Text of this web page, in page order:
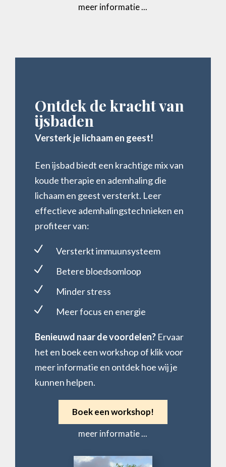
meer informatie ...
Ontdek de kracht van
ijsbaden
Versterk je lichaam en geest!
Een ijsbad biedt een krachtige mix van
koude therapie en ademhaling die
lichaam en geest versterkt. Leer
effectieve ademhalingstechnieken en
profiteer van:
N Versterkt immuunsysteem
N Betere bloedsomloop
N Minder stress
N Meer focus en energie
Benieuwd naar de voordelen?Ervaar
het en boek een workshop of klik voor
meer informatie en ontdek hoe wij je
kunnen helpen.
Boek een workshop!
meer informatie ...